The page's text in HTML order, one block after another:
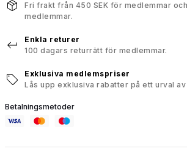
Fri frakt från 450 SEK för medlemmar
medlemmar.
Enkla returer
100 dagars returrätt för medlemmar.
Exklusiva medlemspriser
Lås upp exklusiva rabatter på ett urval
Betalningsmetoder